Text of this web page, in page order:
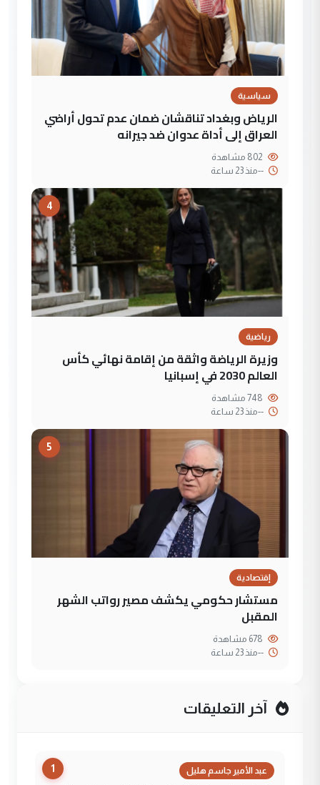
سياسية
الرياض وبغداد تناقشان ضمان عدم تحول أراضي
العراق إلى أداة عدوان ضد جيرانه
--منذ 23 ساعة
4
رياضية
وزيرة الرياضة واثقة من إقامة نهائي كأس
العالم 2030 في إسبانيا
--منذ 23 ساعة
5
إقتصادية
مستشار حكومي يكشف مصير رواتب الشهر
المقبل
--منذ 23 ساعة
آخر التعليقات
1 عبد الأمير جاسم هليل